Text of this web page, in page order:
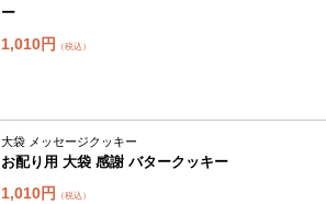
ー
1,010円 （税込）
大袋 メッセージクッキー
お配り用 大袋 感謝 バタークッキー
1,010円 （税込）